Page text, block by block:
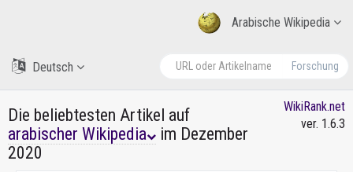
Arabische Wikipedia
Forschung
Deutsch
Die beliebtesten Artikel auf
arabischer Wikipedia
im Dezember
2020
WikiRank.net
ver. 1.6.3